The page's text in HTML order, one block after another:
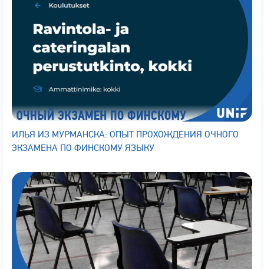
ИЛЬЯ ИЗ МУРМАНСКА: ОПЫТ ПРОХОЖДЕНИЯ ОЧНОГО
ЭКЗАМЕНА ПО ФИНСКОМУ ЯЗЫКУ